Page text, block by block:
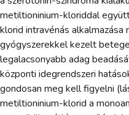
metiltioninium-kloriddal
klorid intravénás
gyógyszerekkel kezelt
legalacsonyabb adag
központi idegrendszeri
gondosan meg kell figyelni
metiltioninium-klorid a